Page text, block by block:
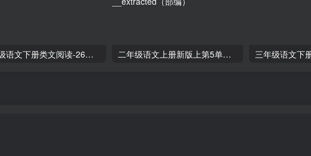
三年级语文下册类文阅读-26方帽子店 二年级语文上册新版上第5单元__extracted（部编） 三年级语文下